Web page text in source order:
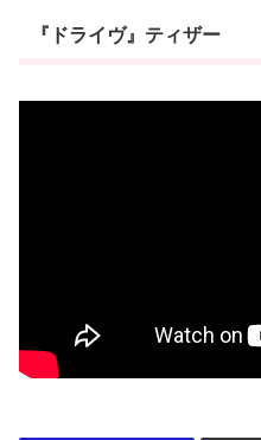
『ドライヴ』ティザー